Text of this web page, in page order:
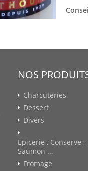
NOS
Charcuteries
Dessert
Divers
Epicerie , Conserve ,
Saumon ...
Fromage